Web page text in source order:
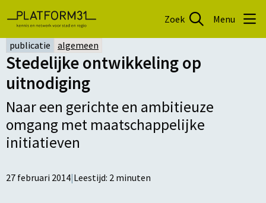
Zoek Menu
publicatie algemeen
Stedelijke ontwikkeling op
uitnodiging
Naar een gerichte en ambitieuze
omgang met maatschappelijke
initiatieven
27 februari 2014|Leestijd: 2 minuten